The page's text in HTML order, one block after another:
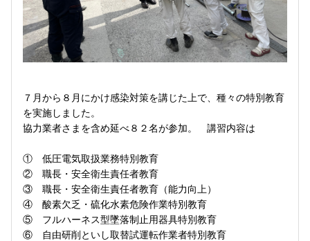
７月から８月にかけ感染対策を講じた上で、種々の特別教育
を実施しました。
協力業者さまを含め延べ８２名が参加。 講習内容は
① 低圧電気取扱業務特別教育
② 職長・安全衛生責任者教育
③ 職長・安全衛生責任者教育（能力向上）
④ 酸素欠乏・硫化水素危険作業特別教育
⑤ フルハーネス型墜落制止用器具特別教育
⑥ 自由研削といし取替試運転作業者特別教育